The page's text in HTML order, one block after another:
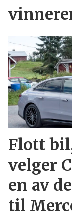
Flott
velger
en av
til